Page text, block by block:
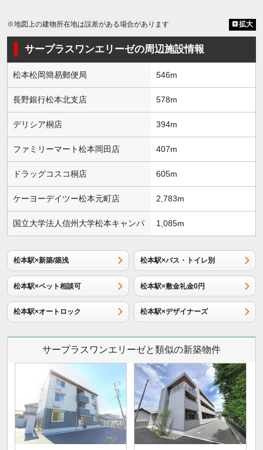
※地図上の建物所在地は誤差がある場合があります 拡大
サープラスワンエリーゼの周辺施設情報
松本松岡簡易郵便局 546m
長野銀行松本北支店 578m
デリシア桐店 394m
ファミリーマート松本岡田店 407m
ドラッグコスコ桐店 605m
ケーヨーデイツー松本元町店 2,783m
国立大学法人信州大学松本キャンパ 1,085m
松本駅×新築/築浅 松本駅×バス・トイレ別
松本駅×ペット相談可 松本駅×敷金礼金0円
松本駅×オートロック 松本駅×デザイナーズ
サープラスワンエリーゼと類似の新築物件